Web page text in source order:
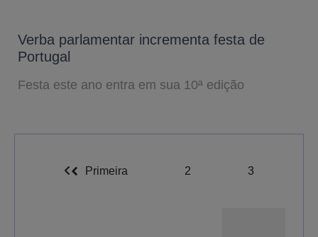
Verba parlamentar incrementa festa de
Portugal
Festa este ano entra em sua 10ª edição
Primeira 2 3